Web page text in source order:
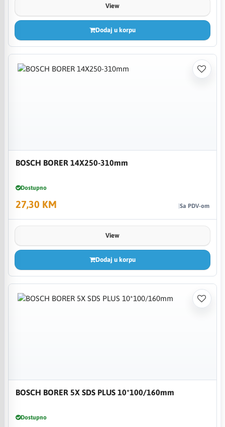
View
Dodaj u korpu
BOSCH BORER 14X250-310mm
Dostupno
27,30 KM Sa PDV-om
View
Dodaj u korpu
BOSCH BORER 5X SDS PLUS 10*100/160mm
Dostupno